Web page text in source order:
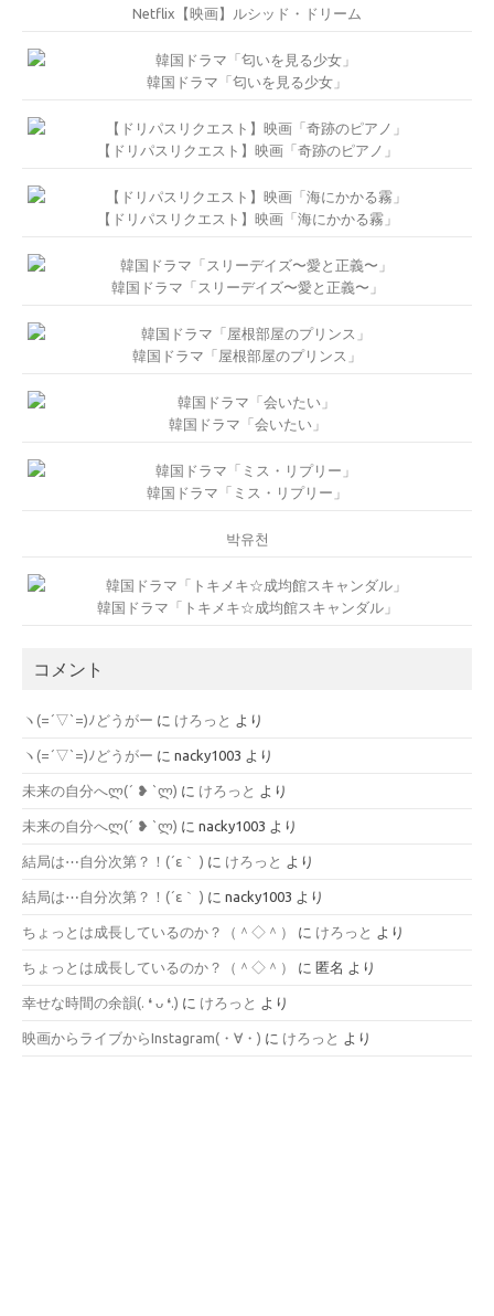
Netflix【映画】ルシッド・ドリーム
韓国ドラマ「匂いを見る少女」
【ドリパスリクエスト】映画「奇跡のピアノ」
【ドリパスリクエスト】映画「海にかかる霧」
韓国ドラマ「スリーデイズ〜愛と正義〜」
韓国ドラマ「屋根部屋のプリンス」
韓国ドラマ「会いたい」
韓国ドラマ「ミス・リプリー」
박유천
韓国ドラマ「トキメキ☆成均館スキャンダル」
コメント
ヽ(=´▽`=)ﾉどうがー に けろっと より
ヽ(=´▽`=)ﾉどうがー に nacky1003 より
未来の自分へლ⁠(⁠´⁠ ⁠❥⁠ ⁠`⁠ლ⁠) に けろっと より
未来の自分へლ⁠(⁠´⁠ ⁠❥⁠ ⁠`⁠ლ⁠) に nacky1003 より
結局は⋯自分次第？！(´ε｀ ) に けろっと より
結局は⋯自分次第？！(´ε｀ ) に nacky1003 より
ちょっとは成長しているのか？（＾◇＾） に けろっと より
ちょっとは成長しているのか？（＾◇＾） に 匿名 より
幸せな時間の余韻(⁠.⁠ ⁠❛⁠ ⁠ᴗ⁠ ⁠❛⁠.⁠) に けろっと より
映画からライブからInstagram(⁠・⁠∀⁠・⁠) に けろっと より